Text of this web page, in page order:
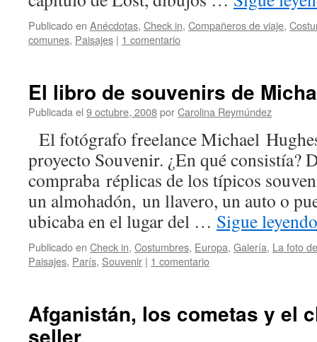
Publicado en Anécdotas, Check in, Compañeros de viaje,
comunes, Paisajes | 1 comentario
El libro de souvenirs de
Publicada el 9 octubre, 2008porCarolina Reymúndez
El fotógrafo freelance Michael
proyecto Souvenir. ¿En qué consistía?
compraba réplicas de los típicos
un almohadón, un llavero, un auto o
ubicaba en el lugar del … Sigue
Publicado en Check in, Costumbres, Europa, Galería, La foto
Paisajes, Parí­s, Souvenir | 1 comentario
Afganistán, los cometas y el
seller